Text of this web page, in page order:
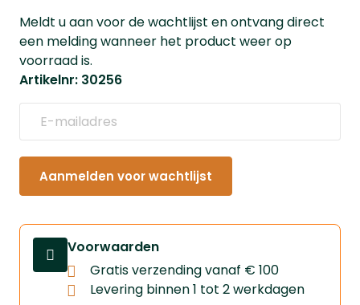
Meldt u aan voor de wachtlijst en ontvang direct
een melding wanneer het product weer op
voorraad is.
Artikelnr: 30256
Aanmelden voor wachtlijst
Voorwaarden
Gratis verzending vanaf € 100
Levering binnen 1 tot 2 werkdagen